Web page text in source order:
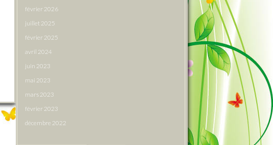
février 2026
juillet 2025
février 2025
avril 2024
juin 2023
mai 2023
mars 2023
février 2023
décembre 2022